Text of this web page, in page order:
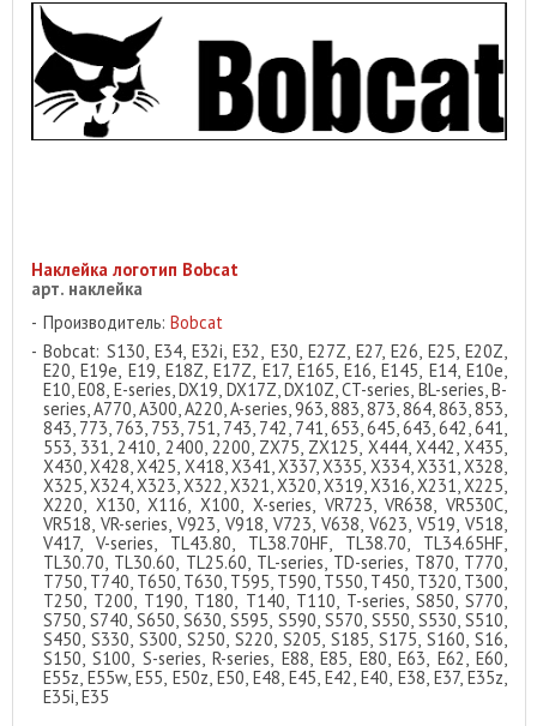
Наклейка логотип Bobcat
арт. наклейка
Производитель: Bobcat
Bobcat: S130, E34, E32i, E32, E30, E27Z, E27, E26, E25, E20Z,
E20, E19e, E19, E18Z, E17Z, E17, E165, E16, E145, E14, E10e,
E10, E08, E-series, DX19, DX17Z, DX10Z, CT-series, BL-series, B-
series, A770, A300, A220, A-series, 963, 883, 873, 864, 863, 853,
843, 773, 763, 753, 751, 743, 742, 741, 653, 645, 643, 642, 641,
553, 331, 2410, 2400, 2200, ZX75, ZX125, X444, X442, X435,
X430, X428, X425, X418, X341, X337, X335, X334, X331, X328,
X325, X324, X323, X322, X321, X320, X319, X316, X231, X225,
X220, X130, X116, X100, X-series, VR723, VR638, VR530C,
VR518, VR-series, V923, V918, V723, V638, V623, V519, V518,
V417, V-series, TL43.80, TL38.70HF, TL38.70, TL34.65HF,
TL30.70, TL30.60, TL25.60, TL-series, TD-series, T870, T770,
T750, T740, T650, T630, T595, T590, T550, T450, T320, T300,
T250, T200, T190, T180, T140, T110, T-series, S850, S770,
S750, S740, S650, S630, S595, S590, S570, S550, S530, S510,
S450, S330, S300, S250, S220, S205, S185, S175, S160, S16,
S150, S100, S-series, R-series, E88, E85, E80, E63, E62, E60,
E55z, E55w, E55, E50z, E50, E48, E45, E42, E40, E38, E37, E35z,
E35i, E35